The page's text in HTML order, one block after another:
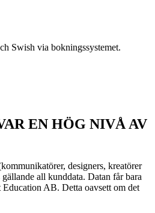
Swish via bokningssystemet.
EN HÖG NIVÅ AV
designers, kreatörer
all kunddata. Datan får bara
AB. Detta oavsett om det